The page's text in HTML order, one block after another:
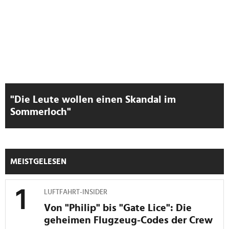
"Die Leute wollen einen Skandal im
Sommerloch"
MEISTGELESEN
LUFTFAHRT-INSIDER
Von "Philip" bis "Gate Lice": Die
geheimen Flugzeug-Codes der Crew